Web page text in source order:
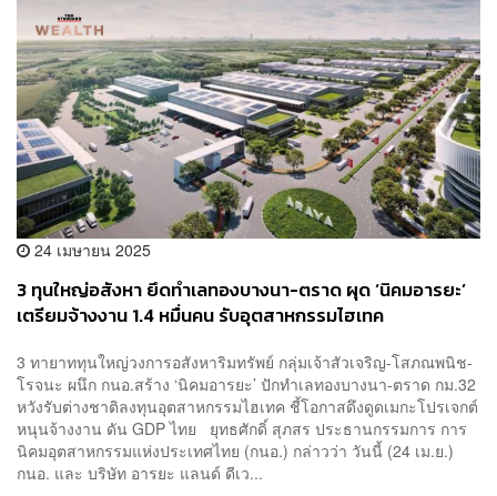
24 เมษายน 2025
3 ทุนใหญ่อสังหา ยึดทำเลทองบางนา-ตราด ผุด ‘นิคมอารยะ’
เตรียมจ้างงาน 1.4 หมื่นคน รับอุตสาหกรรมไฮเทค
3 ทายาททุนใหญ่วงการอสังหาริมทรัพย์ กลุ่มเจ้าสัวเจริญ-โสภณพนิช-
โรจนะ ผนึก กนอ.สร้าง ‘นิคมอารยะ’ ปักทำเลทองบางนา-ตราด กม.32
หวังรับต่างชาติลงทุนอุตสาหกรรมไฮเทค ชี้โอกาสดึงดูดเมกะโปรเจกต์
หนุนจ้างงาน ดัน GDP ไทย ยุทธศักดิ์ สุภสร ประธานกรรมการ การ
นิคมอุตสาหกรรมแห่งประเทศไทย (กนอ.) กล่าวว่า วันนี้ (24 เม.ย.)
กนอ. และ บริษัท อารยะ แลนด์ ดีเว...